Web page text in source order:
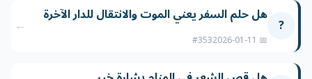
? هل حلم السفر يعني الموت والانتقال للدار الآخرة
📅 2026-01-11
#353
←